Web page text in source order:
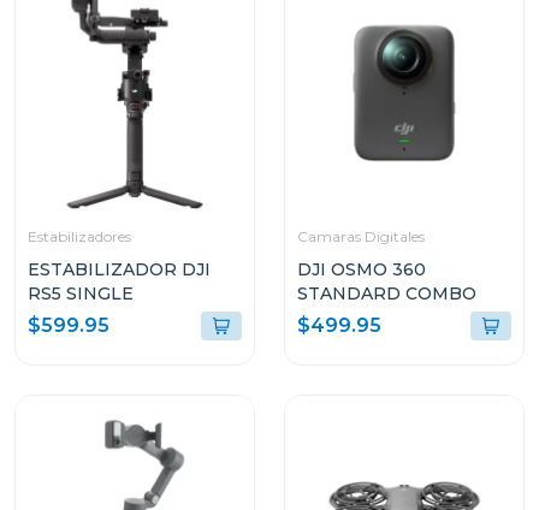
Estabilizadores
ESTABILIZADOR DJI
RS5 SINGLE
$599.95
Camaras Digitales
DJI OSMO 360
STANDARD COMBO
$499.95